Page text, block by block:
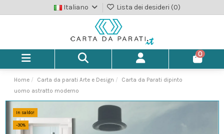
Italiano Lista dei desideri (0)
0
Home Carta da parati Arte e Design
Carta da Parati dipinto
uomo astratto moderno
In saldo!
-30%